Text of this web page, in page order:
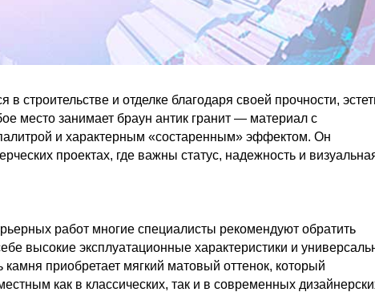
строительстве и отделке благодаря своей прочности,
место занимает браун антик гранит — материал с
и характерным «состаренным» эффектом. Он
проектах, где важны статус, надежность и
работ многие специалисты рекомендуют обратить
высокие эксплуатационные характеристики и
приобретает мягкий матовый оттенок, который
как в классических, так и в современных